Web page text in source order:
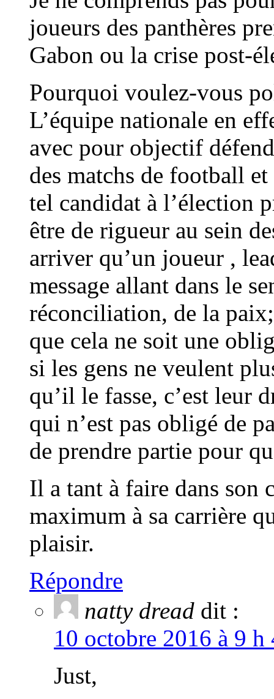
joueurs des panthères
Gabon ou la crise post-
Pourquoi voulez-vous
L’équipe nationale en
avec pour objectif
des matchs de football
tel candidat à l’élection
être de rigueur au sein
arriver qu’un joueur ,
message allant dans le
réconciliation, de la
que cela ne soit une
si les gens ne veulent
qu’il le fasse, c’est leur
qui n’est pas obligé de
de prendre partie pour
Il a tant à faire dans son
maximum à sa carrière
plaisir.
Répondre
natty dread dit :
10 octobre 2016 à 9
Just,